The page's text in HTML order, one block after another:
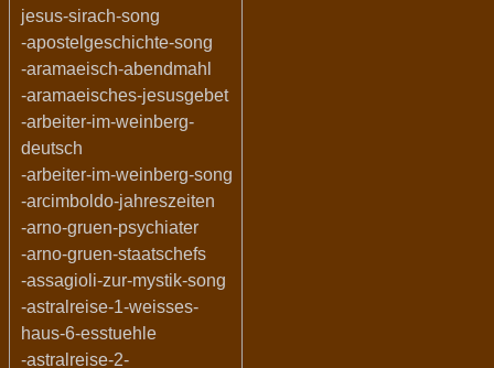
jesus-sirach-song
-apostelgeschichte-song
-aramaeisch-abendmahl
-aramaeisches-jesusgebet
-arbeiter-im-weinberg-
deutsch
-arbeiter-im-weinberg-song
-arcimboldo-jahreszeiten
-arno-gruen-psychiater
-arno-gruen-staatschefs
-assagioli-zur-mystik-song
-astralreise-1-weisses-
haus-6-esstuehle
-astralreise-2-